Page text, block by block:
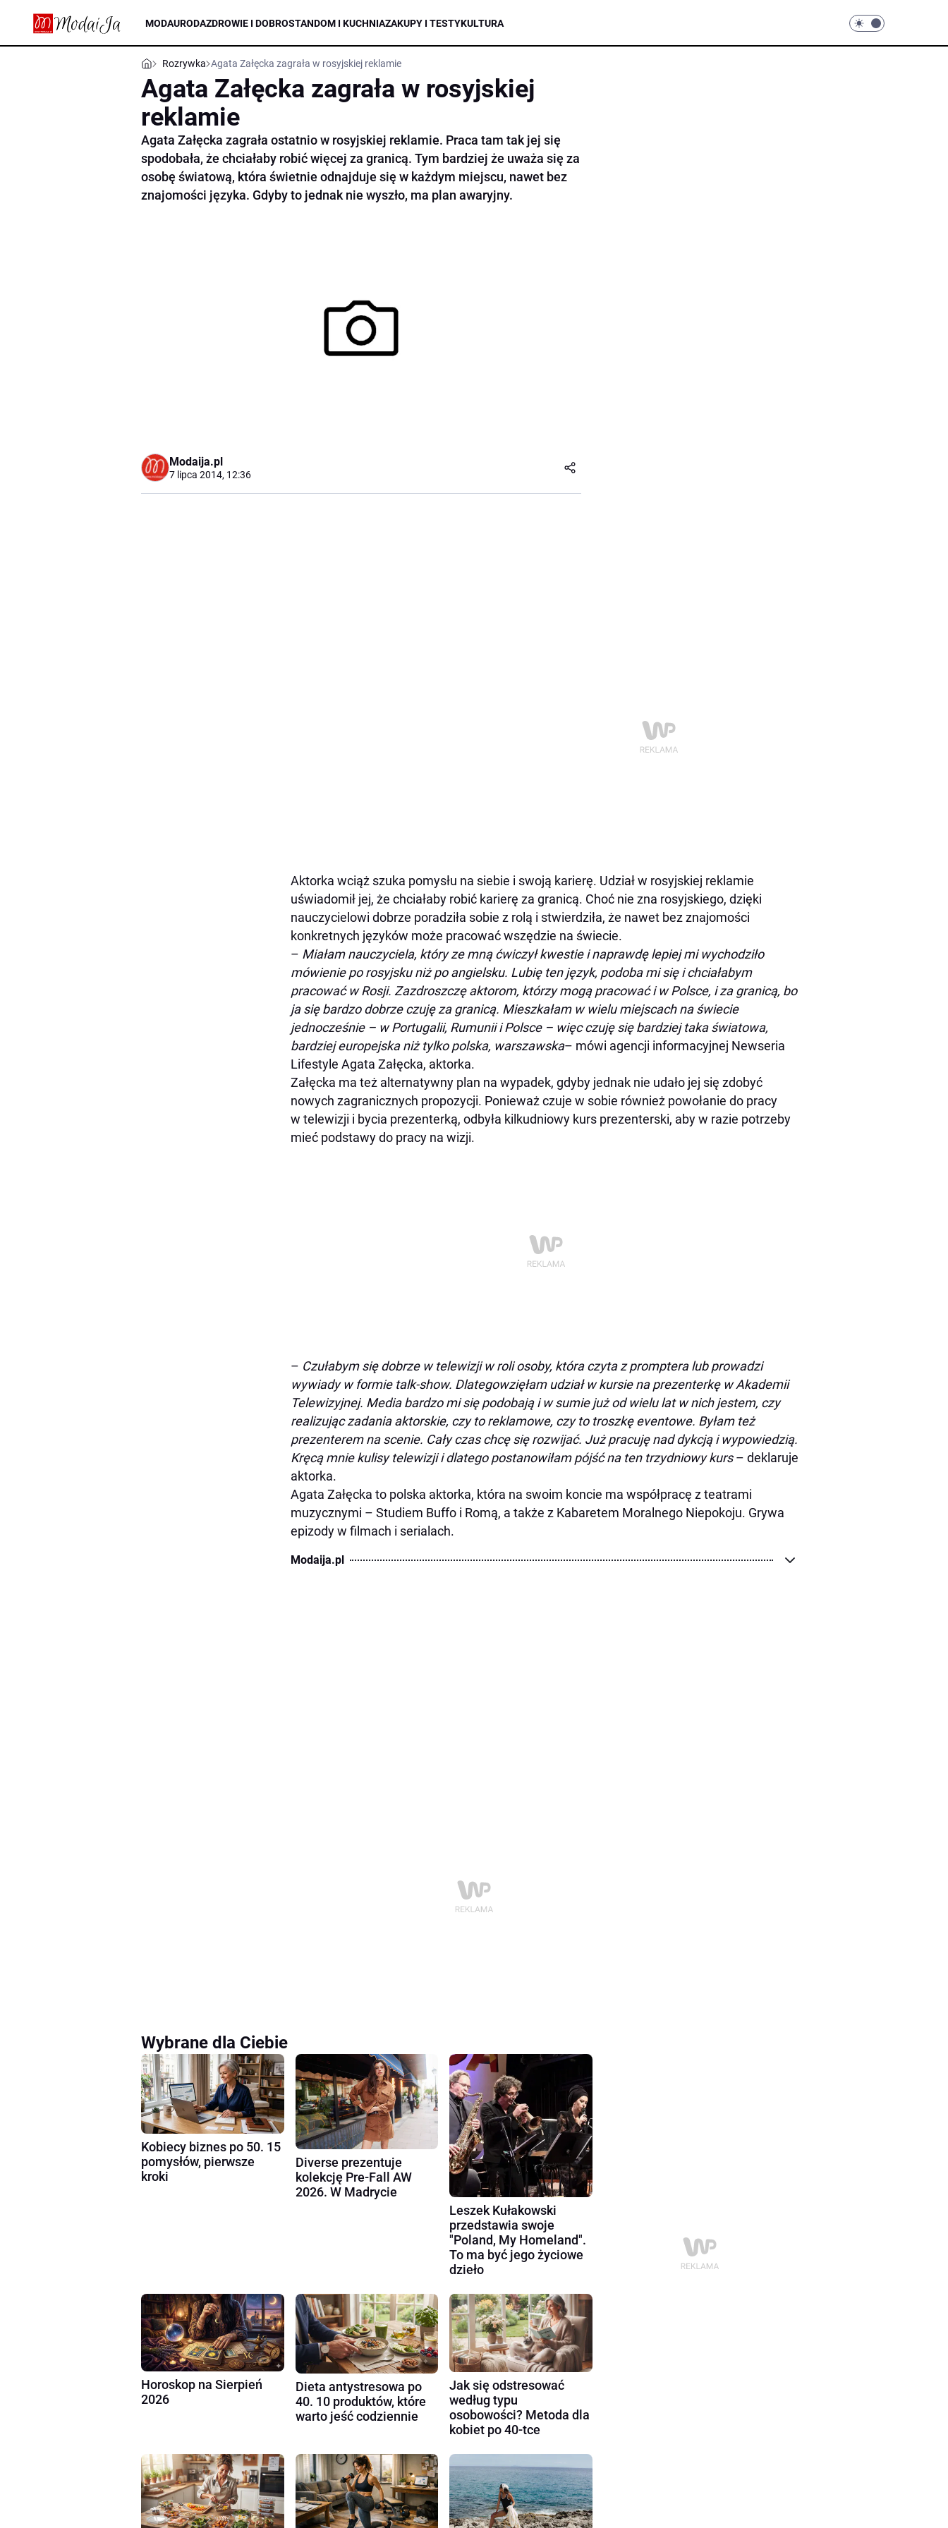
MODAURODAZDROWIE I DOBROSTANDOM I KUCHNIAZAKUPY I TESTYKULTURA
Rozrywka Agata Załęcka zagrała w rosyjskiej reklamie
Agata Załęcka zagrała w rosyjskiej
reklamie
Agata Załęcka zagrała ostatnio w rosyjskiej reklamie. Praca tam tak jej się
spodobała, że chciałaby robić więcej za granicą. Tym bardziej że uważa się za
osobę światową, która świetnie odnajduje się w każdym miejscu, nawet bez
znajomości języka. Gdyby to jednak nie wyszło, ma plan awaryjny.
Modaija.pl
7 lipca 2014, 12:36
Aktorka wciąż szuka pomysłu na siebie i swoją karierę. Udział w rosyjskiej reklamie
uświadomił jej, że chciałaby robić karierę za granicą. Choć nie zna rosyjskiego, dzięki
nauczycielowi dobrze poradziła sobie z rolą i stwierdziła, że nawet bez znajomości
konkretnych języków może pracować wszędzie na świecie.
– Miałam nauczyciela, który ze mną ćwiczył kwestie i naprawdę lepiej mi wychodziło
mówienie po rosyjsku niż po angielsku. Lubię ten język, podoba mi się i chciałabym
pracować w Rosji. Zazdroszczę aktorom, którzy mogą pracować i w Polsce, i za granicą, bo
ja się bardzo dobrze czuję za granicą. Mieszkałam w wielu miejscach na świecie
jednocześnie – w Portugalii, Rumunii i Polsce – więc czuję się bardziej taka światowa,
bardziej europejska niż tylko polska, warszawska– mówi agencji informacyjnej Newseria
Lifestyle Agata Załęcka, aktorka.
Załęcka ma też alternatywny plan na wypadek, gdyby jednak nie udało jej się zdobyć
nowych zagranicznych propozycji. Ponieważ czuje w sobie również powołanie do pracy
w telewizji i bycia prezenterką, odbyła kilkudniowy kurs prezenterski, aby w razie potrzeby
mieć podstawy do pracy na wizji.
– Czułabym się dobrze w telewizji w roli osoby, która czyta z promptera lub prowadzi
wywiady w formie talk-show. Dlategowzięłam udział w kursie na prezenterkę w Akademii
Telewizyjnej. Media bardzo mi się podobają i w sumie już od wielu lat w nich jestem, czy
realizując zadania aktorskie, czy to reklamowe, czy to troszkę eventowe. Byłam też
prezenterem na scenie. Cały czas chcę się rozwijać. Już pracuję nad dykcją i wypowiedzią.
Kręcą mnie kulisy telewizji i dlatego postanowiłam pójść na ten trzydniowy kurs– deklaruje
aktorka.
Agata Załęcka to polska aktorka, która na swoim koncie ma współpracę z teatrami
muzycznymi – Studiem Buffo i Romą, a także z Kabaretem Moralnego Niepokoju. Grywa
epizody w filmach i serialach.
Modaija.pl
Wybrane dla Ciebie
Kobiecy biznes po 50. 15
pomysłów, pierwsze
kroki
Diverse prezentuje
kolekcję Pre-Fall AW
2026. W Madrycie
Leszek Kułakowski
przedstawia swoje
"Poland, My Homeland".
To ma być jego życiowe
dzieło
Horoskop na Sierpień
2026
Dieta antystresowa po
40. 10 produktów, które
warto jeść codziennie
Jak się odstresować
według typu
osobowości? Metoda dla
kobiet po 40-tce